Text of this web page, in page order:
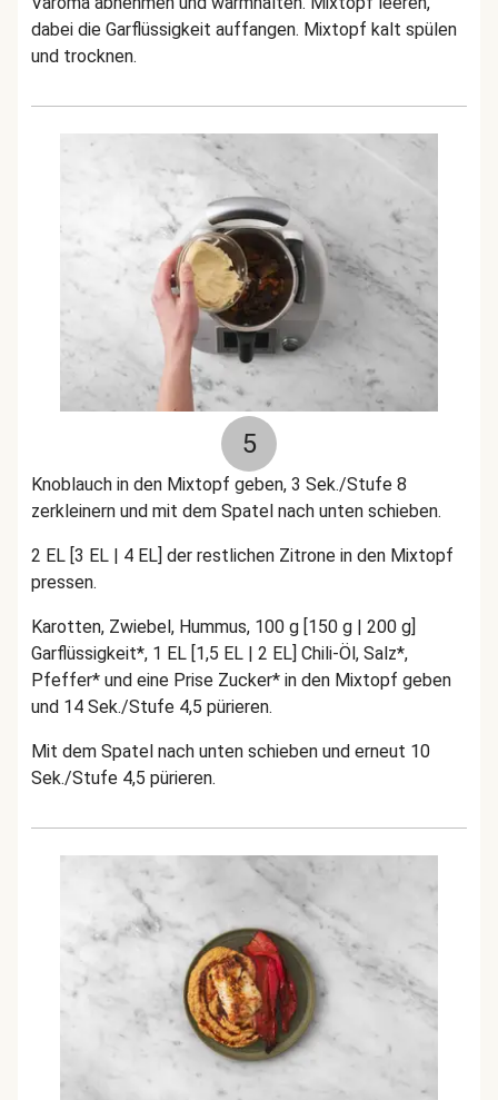
dabei die Garflüssigkeit auffangen. Mixtopf kalt spülen
und trocknen.
5
Knoblauch in den Mixtopf geben, 3 Sek./Stufe 8
zerkleinern und mit dem Spatel nach unten schieben.
2 EL [3 EL | 4 EL] der restlichen Zitrone in den Mixtopf
pressen.
Karotten, Zwiebel, Hummus, 100 g [150 g | 200 g]
Garflüssigkeit*, 1 EL [1,5 EL | 2 EL] Chili-Öl, Salz*,
Pfeffer* und eine Prise Zucker* in den Mixtopf geben
und 14 Sek./Stufe 4,5 pürieren.
Mit dem Spatel nach unten schieben und erneut 10
Sek./Stufe 4,5 pürieren.